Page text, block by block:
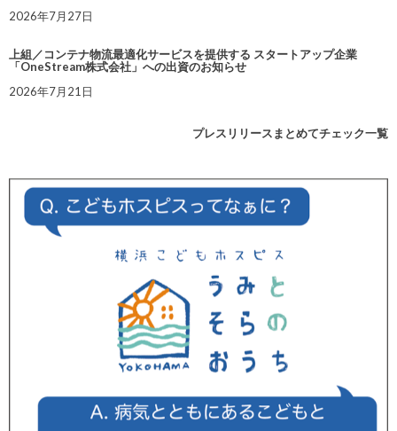
2026年7月27日
上組／コンテナ物流最適化サービスを提供する スタートアップ企業
「OneStream株式会社」への出資のお知らせ
2026年7月21日
プレスリリースまとめてチェック一覧